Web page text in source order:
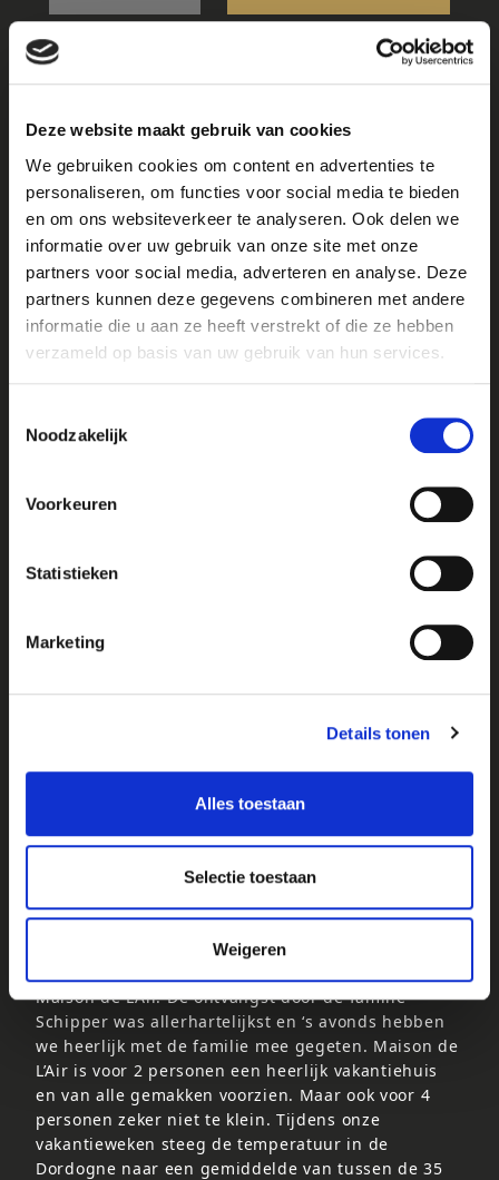
Deze website maakt gebruik van cookies
We gebruiken cookies om content en advertenties te
personaliseren, om functies voor social media te bieden
en om ons websiteverkeer te analyseren. Ook delen we
informatie over uw gebruik van onze site met onze
partners voor social media, adverteren en analyse. Deze
partners kunnen deze gegevens combineren met andere
informatie die u aan ze heeft verstrekt of die ze hebben
verzameld op basis van uw gebruik van hun services.
Noodzakelijk
Voorkeuren
Statistieken
Marketing
Details tonen
Alles toestaan
Selectie toestaan
Weigeren
HOOGSEIZOEN
€1395 per
week
TARIEVEN
COMMUNICATIE
Van zaterdag 9 tot zaterdag 23 augustus hebben
Maison de L’Air. De ontvangst door de familie
Schipper was allerhartelijkst en ‘s avonds hebben
we heerlijk met de familie mee gegeten. Maison de
L’Air is voor 2 personen een heerlijk vakantiehuis
en van alle gemakken voorzien. Maar ook voor 4
personen zeker niet te klein. Tijdens onze
vakantieweken steeg de temperatuur in de
Dordogne naar een gemiddelde van tussen de 35